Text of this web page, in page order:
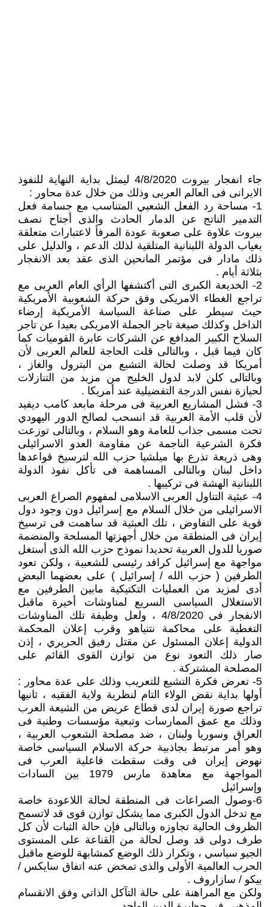
جاء انفجار بيروت 4/8/2020 ليمثل بداية النهاية للنفوذ
الايرانى فى العالم العربى وذلك من خلال عدة محاور :
1- مساحة رد الفعل الشعبي المتناسب مع جسامة فعل
التدمير الناتج عن الدمار الحادث والذى أجتاح نصف
بيروت علاوة على صعوبة عودة المرفأ لاعتبارات متعلقة
بغياب الدولة اللبنانية المتلقية لذلك الدعم ، والدليل على
ذلك مادار فى مؤتمر المانحين الذى عقد بعد الانفجار
بثلاثة أيام .
2- الخديعة الكبرى التى أكتشفها الرأي العام العربى مع
تراجع الغطاء الامريكى وفق حركة الشعوبية الأمريكية
حيث سيطر على صناعة السياسة الأمريكية إرضاء
الداخل وكذلك صيغة تاجر الجملة الامريكى بعيدا عن تاجر
السلاح الكبير المدافع عن الشركات عابرة القوميات كما
كان فيما قبل ، وبالتالى قلت الحاجة للعالم العربى لأن
أمريكا قد وصلت لحالة التشبع من البترول والغاز ،
وبالتالى كلن لابد لدول الخليج من مزيد من التنازلات
لحيازة نفس الدرجة التفضيلية عند أمريكا .
3- فشل المشاريع العربية فى مرحلة مابعد كامب ديفيد
لأن قلب الأمة العربية قد انسحب لصالح الدور اليهودي
تحت مسمى جذاب للعامة وهو السلام ، وبالتالى توزعت
فكرة الشرعية الناجمة عن مقاومة العدو الاسرائيلى
وهى ذريعة تذرع بها ميلشيا حزب الله لترسيخ قواعدها
داخل لبنان وبالتالى المساهمة فى تأكل نفوذ الدولة
اللبنانية الهشة فى تركيبها .
4- عبثية التناول العربى الاسلامى لمفهوم الصراع العربى
الاسرائيلى من خلال السلام مع إسرائيل دون وجود دول
قوية على التفاوض ، تلك العبثية قد ساهمت فى ترسيخ
إيران فى المنطقة من خلال أجهزتها المسلحة والمنضمة
صوريا للدول العربية تحديدا نموذج حزب الله الذى أستغل
مواجهة مع إسرائيل كرافد رئيسى للشعبية ، ولكن تعود
الطرفين ( حزب الله / إسرائيل ) على بعضهما البعض
أدى لمزيد من العمليات التكتيكية مابين الطرفين مع
الاستغلال السياسى السريع لمناوشات أخيرة ماقبل
الانفجار فى 4/8/2020 ، ولعل وظيفة تلك المناوشات
التغطية على محاكمة نتنياهو وقرب إعلان المحكمة
الدولية إعلان المسئول عن مقتل رفيق الحريري ، إذن
صار ذلك التعود نوع من توازن القوى القائم على
المصلحة المشتركة .
5- تعرض فكرة التشيع للتعريب وذلك على عدة محاور :
أولها بداية نقض الولاء التام لنظرية ولاية الفقيه ، ثانيها
تراجع صورة إيران لدى قطاع عريض من الشيعة العرب
وذلك مع عمق الممارسات وتبعية مؤسسات وطنية فى
العراق وسوريا ولبنان ، ضد مصلحة الشعوب العربية ،
وهو أمر مرتبط بجاذبية حركة الاسلام السياسى خاصة
نهوض إيران فى وقت سقطت فاعلية العرب فى
المواجهة مع معاهدة مارس 1979 بين السادات
وإسرائيل
6-وصول الصراعات فى المنطقة لحالة اللاعودة خاصة
مع تدخل الدول الكبرى مما يشكل توازن قوى قد لاتسمح
الظروف الحالية تجاوزه وبالتالى فإن حالة الثبات لأن كل
طرف دولى قد وصل لحالة من القناعة على المستوى
الجيو سياسي ، وتكرار ذلك الوضع كمشابهة للوضع ماقبل
الحرب العالمية الأولى والذى تمخض عنه اتفاق سايكس /
بيكو / سازاروف .
ولكن مع المراهنة على حالة التآكل الذاتي وفق الانقسام